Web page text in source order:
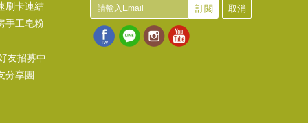
刷卡連結
手工皂粉
友招募中
分享團
訂閱 取消